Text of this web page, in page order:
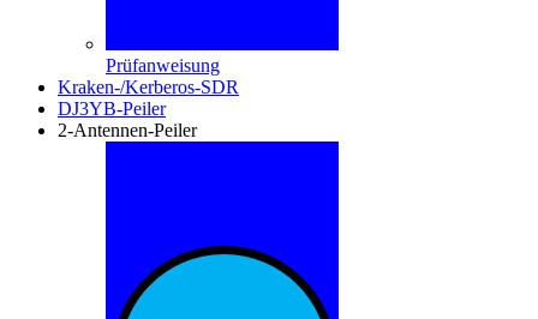
Prüfanweisung
Kraken-/Kerberos-SDR
DJ3YB-Peiler
2-Antennen-Peiler